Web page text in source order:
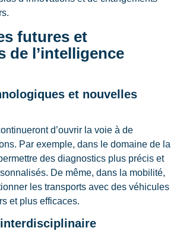
futures et
de l’intelligence
et nouvelles
d’ouvrir la voie à de
Par exemple, dans le domaine de la
des diagnostics plus précis et
De même, dans la mobilité,
les transports avec des véhicules
et plus efficaces.